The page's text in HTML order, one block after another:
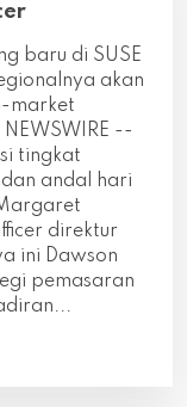
baru di SUSE
akan
market
--
tingkat
andal hari
direktur
ini Dawson
pemasaran